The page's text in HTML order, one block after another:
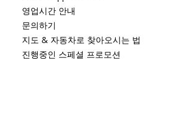
영업시간 안내
문의하기
지도 & 자동차로 찾아오시는 법
진행중인 스페셜 프로모션